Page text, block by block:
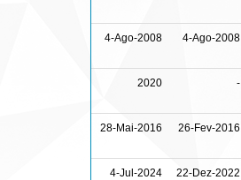
4-Ago-2008 4-Ago-2008
2020 -
28-Mai-2016 26-Fev-2016
4-Jul-2024 22-Dez-2022